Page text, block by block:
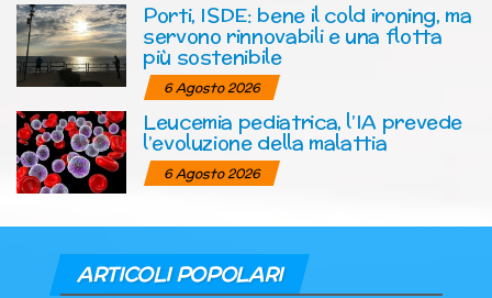
Porti, ISDE: bene il cold ironing, ma
servono rinnovabili e una flotta
più sostenibile
6 Agosto 2026
Leucemia pediatrica, l’IA prevede
l’evoluzione della malattia
6 Agosto 2026
ARTICOLI POPOLARI